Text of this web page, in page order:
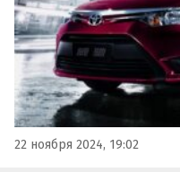
22 ноября 2024, 19:02